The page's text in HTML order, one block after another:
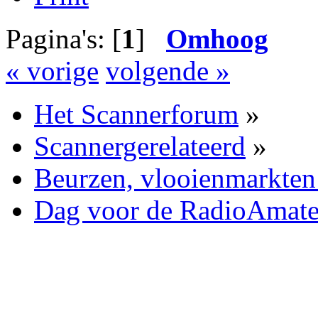
Pagina's: [1] Omhoog
« vorige volgende »
Het Scannerforum »
Scannergerelateerd »
Beurzen,
Dag voor de